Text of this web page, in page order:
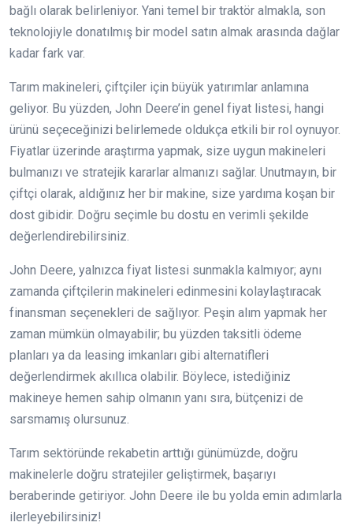
bağlı olarak belirleniyor. Yani temel bir traktör almakla, son
teknolojiyle donatılmış bir model satın almak arasında dağlar
kadar fark var.
Tarım makineleri, çiftçiler için büyük yatırımlar anlamına
geliyor. Bu yüzden, John Deere’in genel fiyat listesi, hangi
ürünü seçeceğinizi belirlemede oldukça etkili bir rol oynuyor.
Fiyatlar üzerinde araştırma yapmak, size uygun makineleri
bulmanızı ve stratejik kararlar almanızı sağlar. Unutmayın, bir
çiftçi olarak, aldığınız her bir makine, size yardıma koşan bir
dost gibidir. Doğru seçimle bu dostu en verimli şekilde
değerlendirebilirsiniz.
John Deere, yalnızca fiyat listesi sunmakla kalmıyor; aynı
zamanda çiftçilerin makineleri edinmesini kolaylaştıracak
finansman seçenekleri de sağlıyor. Peşin alım yapmak her
zaman mümkün olmayabilir; bu yüzden taksitli ödeme
planları ya da leasing imkanları gibi alternatifleri
değerlendirmek akıllıca olabilir. Böylece, istediğiniz
makineye hemen sahip olmanın yanı sıra, bütçenizi de
sarsmamış olursunuz.
Tarım sektöründe rekabetin arttığı günümüzde, doğru
makinelerle doğru stratejiler geliştirmek, başarıyı
beraberinde getiriyor. John Deere ile bu yolda emin adımlarla
ilerleyebilirsiniz!